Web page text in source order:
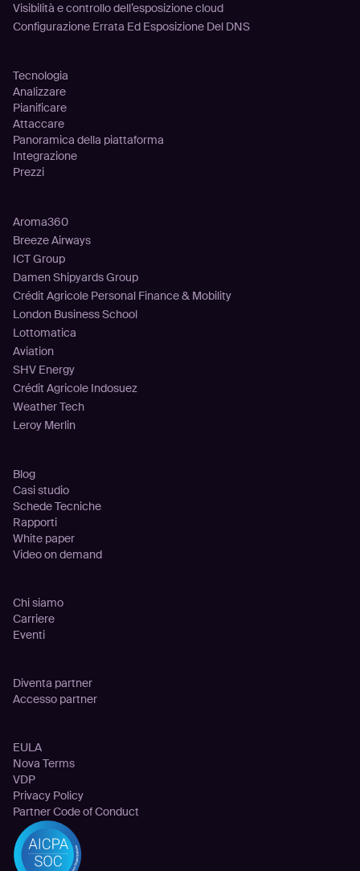
Visibilità e controllo dell’esposizione cloud
Configurazione Errata Ed Esposizione Del DNS
Tecnologia
Analizzare
Pianificare
Attaccare
Panoramica della piattaforma
Integrazione
Prezzi
Aroma360
Breeze Airways
ICT Group
Damen Shipyards Group
Crédit Agricole Personal Finance & Mobility
London Business School
Lottomatica
Aviation
SHV Energy
Crédit Agricole Indosuez
Weather Tech
Leroy Merlin
Blog
Casi studio
Schede Tecniche
Rapporti
White paper
Video on demand
Chi siamo
Carriere
Eventi
Diventa partner
Accesso partner
EULA
Nova Terms
VDP
Privacy Policy
Partner Code of Conduct